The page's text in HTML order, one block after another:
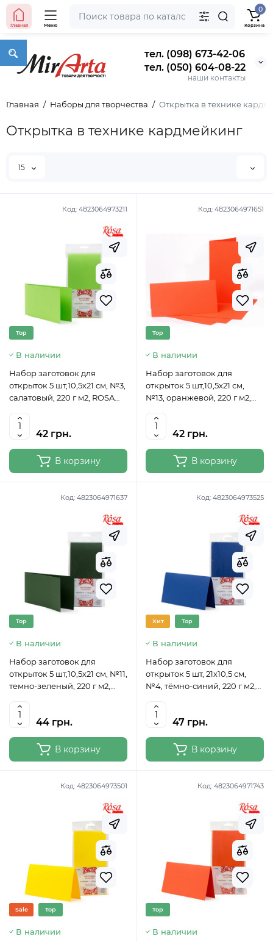
тел. (098) 673-42-06
тел. (050) 604-08-22
наши контакты
Главная Меню
0
Корзина
Главная Наборы для творчества Открытка в технике
Открытка в технике кардмейкинг
15
Код: 4823064973211
Top
В наличии
Набор заготовок для
открыток 5 шт,10,5х21 см, №3,
салатовый, 220 г м2, ROSA
42 грн.
В корзину
Код: 4823064971651
Top
В наличии
Набор заготовок для
открыток 5 шт,10,5х21 см,
№13, оранжевой, 220 г м2,
42 грн.
В корзину
Код: 4823064971637
Top
В наличии
Набор заготовок для
открыток 5 шт,10,5х21 см, №11,
темно-зеленый, 220 г м2,
44 грн.
В корзину
Код: 4823064973525
Хит Top
В наличии
Набор заготовок для
открыток 5 шт, 21х10,5 см,
№4, тёмно-синий, 220 г м2,
47 грн.
В корзину
Код: 4823064973501
Sale Top
В наличии
Код: 4823064971743
Top
В наличии